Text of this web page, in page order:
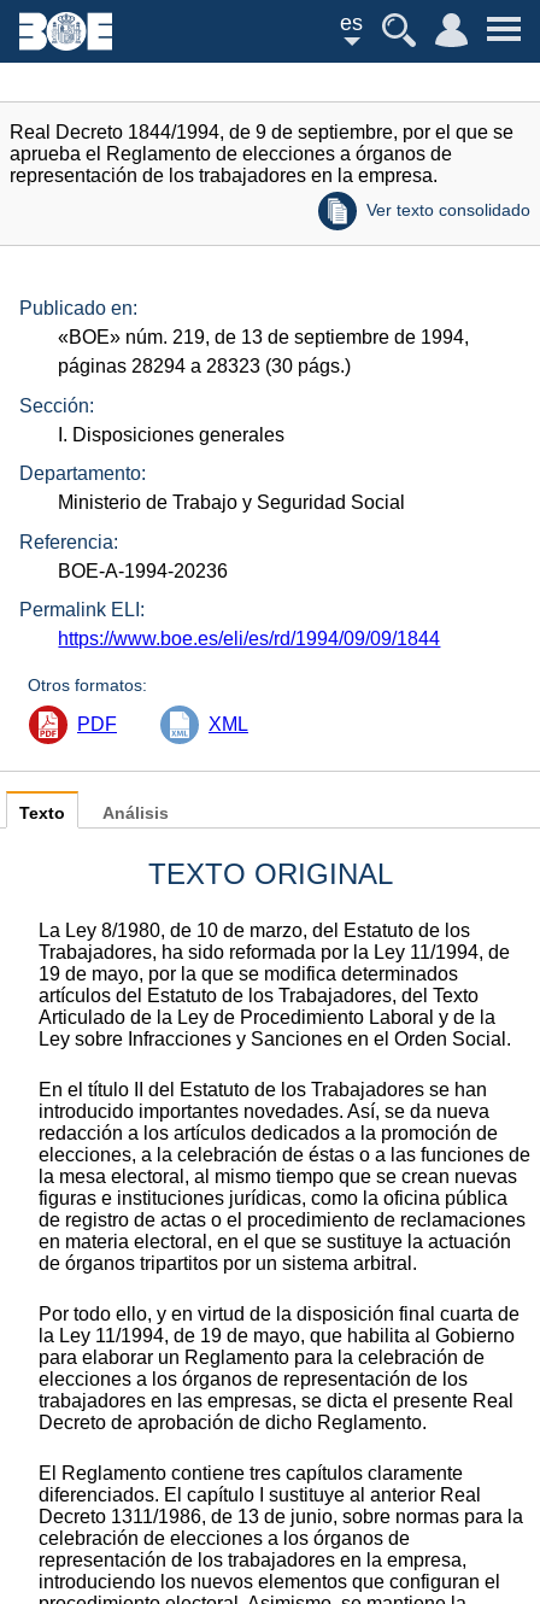
es
Real Decreto 1844/1994, de 9 de septiembre, por el que se
aprueba el Reglamento de elecciones a órganos de
representación de los trabajadores en la empresa.
Ver texto consolidado
Publicado en:
«BOE» núm. 219, de 13 de septiembre de 1994,
páginas 28294 a 28323 (30 págs.)
Sección:
I. Disposiciones generales
Departamento:
Ministerio de Trabajo y Seguridad Social
Referencia:
BOE-A-1994-20236
Permalink ELI:
https://www.boe.es/eli/es/rd/1994/09/09/1844
Otros formatos:
PDF XML
Texto
TEXTO ORIGINAL
La Ley 8/1980, de 10 de marzo, del Estatuto de los
Trabajadores, ha sido reformada por la Ley 11/1994, de
19 de mayo, por la que se modifica determinados
artículos del Estatuto de los Trabajadores, del Texto
Articulado de la Ley de Procedimiento Laboral y de la
Ley sobre Infracciones y Sanciones en el Orden Social.
En el título II del Estatuto de los Trabajadores se han
introducido importantes novedades. Así, se da nueva
redacción a los artículos dedicados a la promoción de
elecciones, a la celebración de éstas o a las funciones de
la mesa electoral, al mismo tiempo que se crean nuevas
figuras e instituciones jurídicas, como la oficina pública
de registro de actas o el procedimiento de reclamaciones
en materia electoral, en el que se sustituye la actuación
de órganos tripartitos por un sistema arbitral.
Por todo ello, y en virtud de la disposición final cuarta de
la Ley 11/1994, de 19 de mayo, que habilita al Gobierno
para elaborar un Reglamento para la celebración de
elecciones a los órganos de representación de los
trabajadores en las empresas, se dicta el presente Real
Decreto de aprobación de dicho Reglamento.
El Reglamento contiene tres capítulos claramente
diferenciados. El capítulo I sustituye al anterior Real
Decreto 1311/1986, de 13 de junio, sobre normas para la
celebración de elecciones a los órganos de
representación de los trabajadores en la empresa,
introduciendo los nuevos elementos que configuran el
Análisis